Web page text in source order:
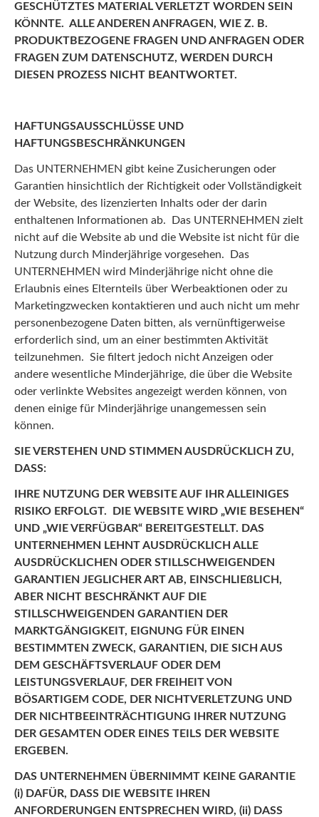
GESCHÜTZTES MATERIAL VERLETZT WORDEN SEIN
KÖNNTE. ALLE ANDEREN ANFRAGEN, WIE Z. B.
PRODUKTBEZOGENE FRAGEN UND ANFRAGEN ODER
FRAGEN ZUM DATENSCHUTZ, WERDEN DURCH
DIESEN PROZESS NICHT BEANTWORTET.
HAFTUNGSAUSSCHLÜSSE UND
HAFTUNGSBESCHRÄNKUNGEN
Das UNTERNEHMEN gibt keine Zusicherungen oder
Garantien hinsichtlich der Richtigkeit oder Vollständigkeit
der Website, des lizenzierten Inhalts oder der darin
enthaltenen Informationen ab. Das UNTERNEHMEN zielt
nicht auf die Website ab und die Website ist nicht für die
Nutzung durch Minderjährige vorgesehen. Das
UNTERNEHMEN wird Minderjährige nicht ohne die
Erlaubnis eines Elternteils über Werbeaktionen oder zu
Marketingzwecken kontaktieren und auch nicht um mehr
personenbezogene Daten bitten, als vernünftigerweise
erforderlich sind, um an einer bestimmten Aktivität
teilzunehmen. Sie filtert jedoch nicht Anzeigen oder
andere wesentliche Minderjährige, die über die Website
oder verlinkte Websites angezeigt werden können, von
denen einige für Minderjährige unangemessen sein
können.
SIE VERSTEHEN UND STIMMEN AUSDRÜCKLICH ZU,
DASS:
IHRE NUTZUNG DER WEBSITE AUF IHR ALLEINIGES
RISIKO ERFOLGT. DIE WEBSITE WIRD „WIE BESEHEN“
UND „WIE VERFÜGBAR“ BEREITGESTELLT. DAS
UNTERNEHMEN LEHNT AUSDRÜCKLICH ALLE
AUSDRÜCKLICHEN ODER STILLSCHWEIGENDEN
GARANTIEN JEGLICHER ART AB, EINSCHLIEßLICH,
ABER NICHT BESCHRÄNKT AUF DIE
STILLSCHWEIGENDEN GARANTIEN DER
MARKTGÄNGIGKEIT, EIGNUNG FÜR EINEN
BESTIMMTEN ZWECK, GARANTIEN, DIE SICH AUS
DEM GESCHÄFTSVERLAUF ODER DEM
LEISTUNGSVERLAUF, DER FREIHEIT VON
BÖSARTIGEM CODE, DER NICHTVERLETZUNG UND
DER NICHTBEEINTRÄCHTIGUNG IHRER NUTZUNG
DER GESAMTEN ODER EINES TEILS DER WEBSITE
ERGEBEN.
DAS UNTERNEHMEN ÜBERNIMMT KEINE GARANTIE
(i) DAFÜR, DASS DIE WEBSITE IHREN
ANFORDERUNGEN ENTSPRECHEN WIRD, (ii) DASS